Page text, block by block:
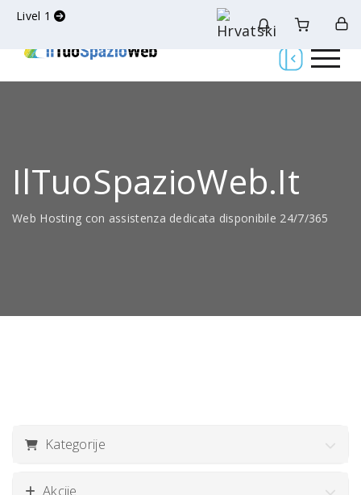
Livel 1
IlTuoSpazioWeb.it
Web Hosting con assistenza dedicata disponibile 24/7/365
Kategorije
Akcije